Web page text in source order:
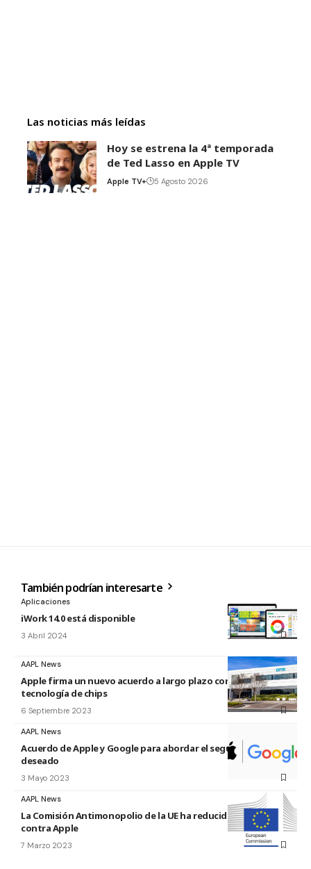
Las noticias más leídas
Hoy se estrena la 4ª temporada
de Ted Lasso en Apple TV
Apple TV+ 5 Agosto 2026
También podrían interesarte
Aplicaciones
iWork 14.0 está disponible
3 Abril 2024
AAPL News
Apple firma un nuevo acuerdo a largo plazo con Arm para
tecnología de chips
6 Septiembre 2023
AAPL News
Acuerdo de Apple y Google para abordar el seguimiento no
deseado
3 Mayo 2023
AAPL News
La Comisión Antimonopolio de la UE ha reducido su caso
contra Apple
7 Marzo 2023